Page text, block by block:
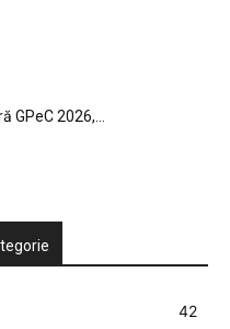
GPeC 2026,...
42